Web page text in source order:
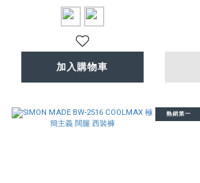
加入購物車
熱銷第一